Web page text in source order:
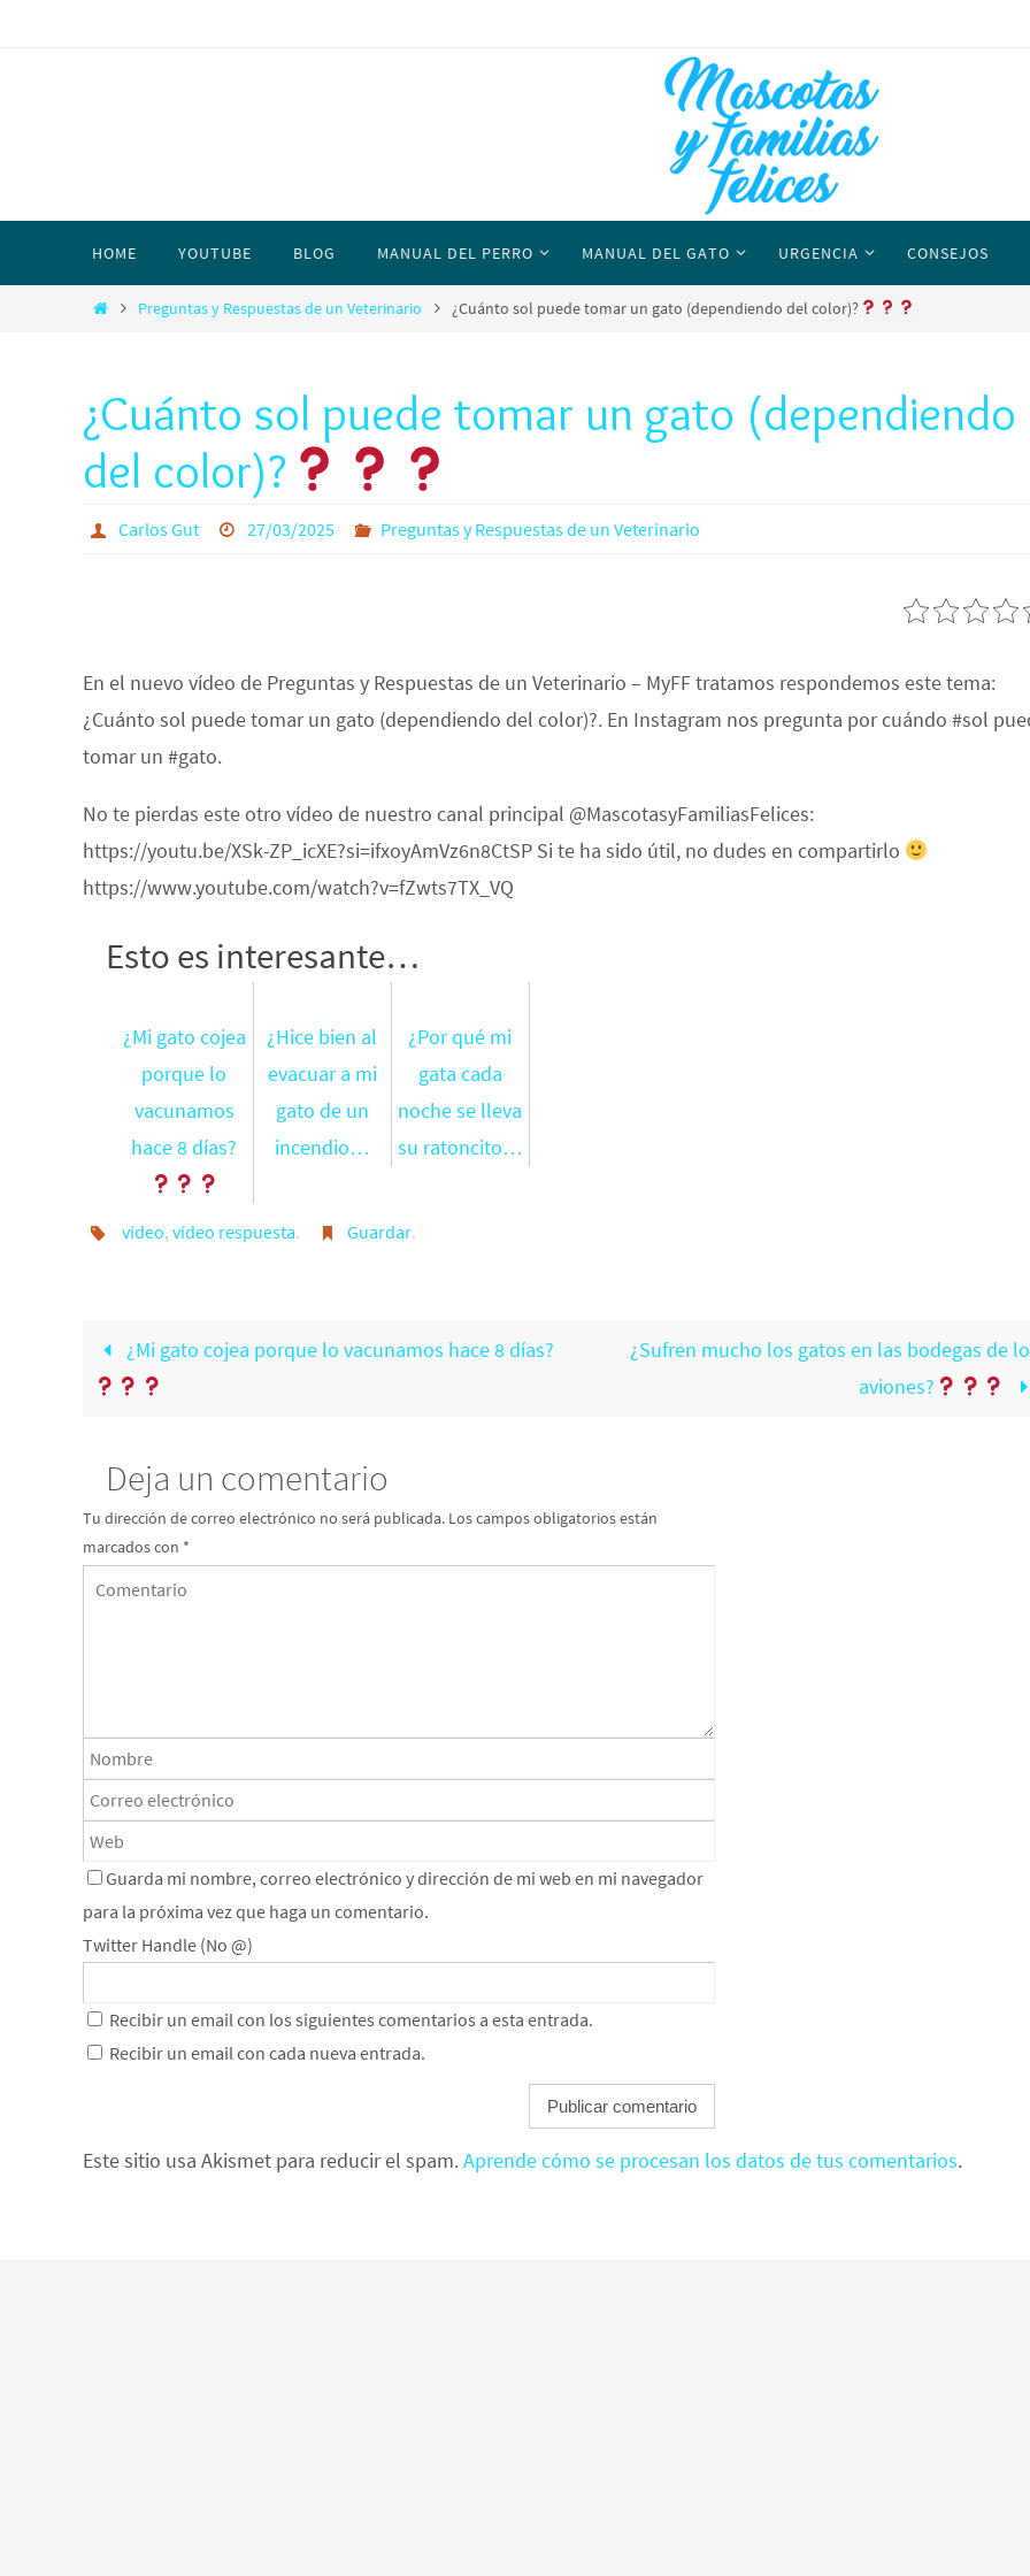
HOME YOUTUBE BLOG MANUAL DEL PERRO MANUAL DEL GATO URGENCIA CONSEJOS
Preguntas y Respuestas de un Veterinario ¿Cuánto sol puede tomar un gato (dependiendo del color)?
¿Cuánto sol puede tomar un gato (dependiendo
del color)?
Carlos Gut 27/03/2025 Preguntas y Respuestas de un Veterinario
En el nuevo vídeo de Preguntas y Respuestas de un Veterinario – MyFF tratamos respondemos este tema:
¿Cuánto sol puede tomar un gato (dependiendo del color)?. En Instagram nos pregunta por cuándo #sol
tomar un #gato.
No te pierdas este otro vídeo de nuestro canal principal @MascotasyFamiliasFelices:
https://youtu.be/XSk-ZP_icXE?si=ifxoyAmVz6n8CtSP Si te ha sido útil, no dudes en compartirlo
https://www.youtube.com/watch?v=fZwts7TX_VQ
Esto es interesante…
¿Mi gato cojea
porque lo
vacunamos
hace 8 días?
¿Hice bien al
evacuar a mi
gato de un
incendio…
¿Por qué mi
gata cada
noche se lleva
su ratoncito…
vídeo, vídeo respuesta. Guardar.
¿Mi gato cojea porque lo vacunamos hace 8 días?
¿Sufren mucho los gatos en las bodegas de
aviones?
Deja un comentario
Tu dirección de correo electrónico no será publicada. Los campos obligatorios están
marcados con *
Guarda mi nombre, correo electrónico y dirección de mi web en mi navegador
para la próxima vez que haga un comentario.
Twitter Handle (No @)
Recibir un email con los siguientes comentarios a esta entrada.
Recibir un email con cada nueva entrada.
Este sitio usa Akismet para reducir el spam.Aprende cómo se procesan los datos de tus comentarios.